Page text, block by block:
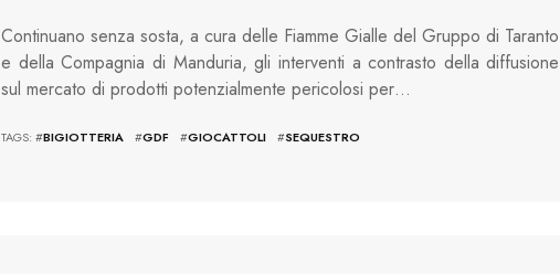
Continuano senza sosta, a cura delle Fiamme Gialle del Gruppo di Taranto
e della Compagnia di Manduria, gli interventi a contrasto della diffusione
sul mercato di prodotti potenzialmente pericolosi per…
TAGS: #BIGIOTTERIA #GDF #GIOCATTOLI #SEQUESTRO